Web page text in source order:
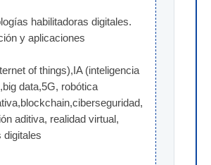
habilitadoras digitales.
y aplicaciones
of things),IA (inteligencia
data,5G, robótica
aditiva, realidad virtual,
digitales